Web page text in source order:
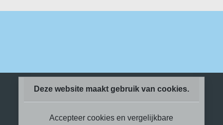
Deze website maakt gebruik van cookies.
Accepteer cookies en vergelijkbare